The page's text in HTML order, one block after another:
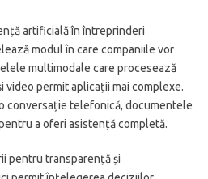
artificială în întreprinderi
modul în care companiile vor
multimodale care procesează
video permit aplicații mai complexe.
conversație telefonică, documentele
a oferi asistență completă.
pentru transparență și